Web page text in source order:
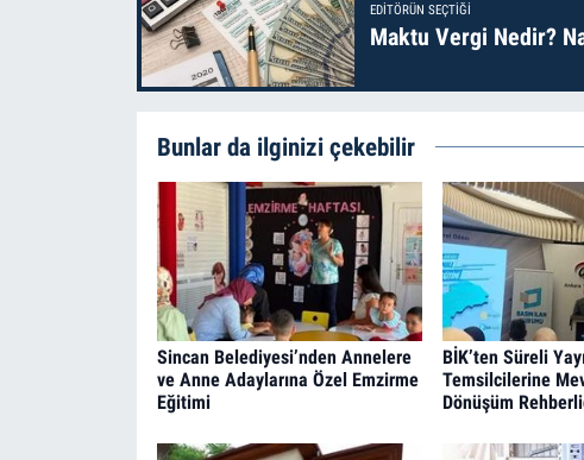
EDITÖRÜN SEÇTIĞI
Maktu Vergi Nedir?
Bunlar da ilginizi çekebilir
Sincan Belediyesi’nden Annelere
ve Anne Adaylarına Özel Emzirme
Eğitimi
BİK’ten Süreli
Temsilcilerine
Dönüşüm